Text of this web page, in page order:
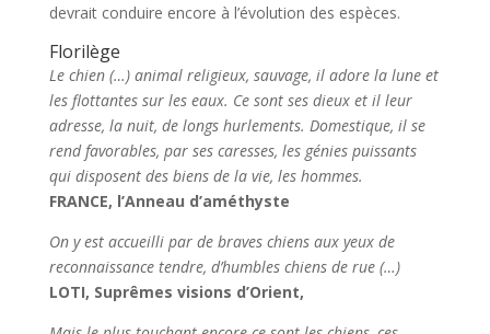
devrait conduire encore à l’évolution des espèces.
Florilège
Le chien (…) animal religieux, sauvage, il adore la lune et
les flottantes sur les eaux. Ce sont ses dieux et il leur
adresse, la nuit, de longs hurlements. Domestique, il se
rend favorables, par ses caresses, les génies puissants
qui disposent des biens de la vie, les hommes.
FRANCE, l’Anneau d’améthyste
On y est accueilli par de braves chiens aux yeux de
reconnaissance tendre, d’humbles chiens de rue (…)
LOTI, Suprêmes visions d’Orient,